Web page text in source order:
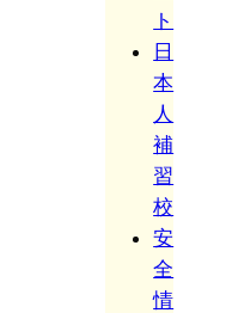
ト
日
本
人
補
習
校
安
全
情